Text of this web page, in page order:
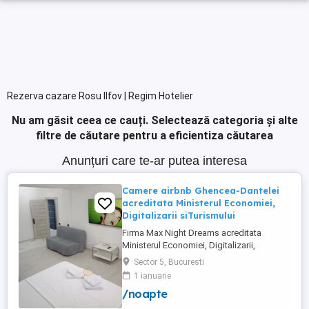
Rezerva cazare Rosu Ilfov | Regim Hotelier
Nu am găsit ceea ce cauți. Selectează categoria și alte
filtre de căutare pentru a eficientiza căutarea
Anunțuri care te-ar putea interesa
Camere airbnb Ghencea-Dantelei
acreditata Ministerul Economiei,
Digitalizarii siTurismului
Firma Max Night Dreams acreditata
Ministerul Economiei, Digitalizarii,
Antreprenoriatului si Turismului închiriază
in regim hotelier in zona Drumul Taberei -
Ghencea diferite tipuri de camere Camera
single cu o suprafață totală de 16mp
Sector 5, Bucuresti
1 ianuarie
/noapte